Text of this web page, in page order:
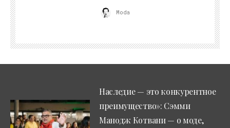
Moda
Наследие — это конкурентное
преимущество»: Сэмми
Манодж Котвани — о моде,